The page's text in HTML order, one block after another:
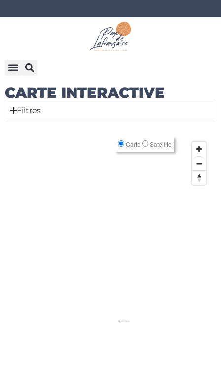
CARTE INTERACTIVE
Filtres
Carte Satellite